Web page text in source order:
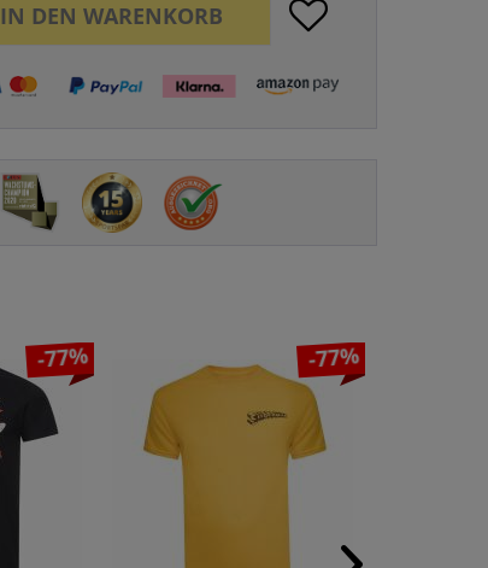
IN DEN WARENKORB
-77% -77%